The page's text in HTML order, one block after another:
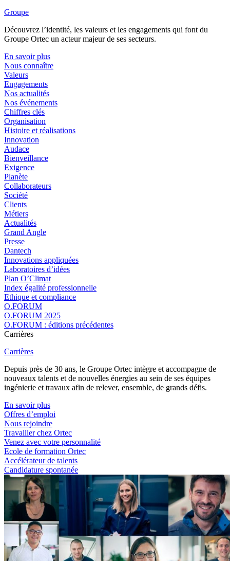
Groupe
Découvrez l’identité, les valeurs et les engagements qui font du
Groupe Ortec un acteur majeur de ses secteurs.
En savoir plus
Nous connaître
Valeurs
Engagements
Nos actualités
Nos événements
Chiffres clés
Organisation
Histoire et réalisations
Innovation
Audace
Bienveillance
Exigence
Planète
Collaborateurs
Société
Clients
Métiers
Actualités
Grand Angle
Presse
Dantech
Innovations appliquées
Laboratoires d’idées
Plan O’Climat
Index égalité professionnelle
Ethique et compliance
O.FORUM
O.FORUM 2025
O.FORUM : éditions précédentes
Carrières
Carrières
Depuis près de 30 ans, le Groupe Ortec intègre et accompagne de
nouveaux talents et de nouvelles énergies au sein de ses équipes
ingénierie et travaux afin de relever, ensemble, de grands défis.
En savoir plus
Offres d’emploi
Nous rejoindre
Travailler chez Ortec
Venez avec votre personnalité
Ecole de formation Ortec
Accélérateur de talents
Candidature spontanée